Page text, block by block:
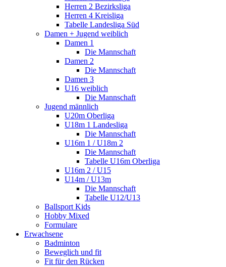
Herren 2 Bezirksliga
Herren 4 Kreisliga
Tabelle Landesliga Süd
Damen + Jugend weiblich
Damen 1
Die Mannschaft
Damen 2
Die Mannschaft
Damen 3
U16 weiblich
Die Mannschaft
Jugend männlich
U20m Oberliga
U18m 1 Landesliga
Die Mannschaft
U16m 1 / U18m 2
Die Mannschaft
Tabelle U16m Oberliga
U16m 2 / U15
U14m / U13m
Die Mannschaft
Tabelle U12/U13
Ballsport Kids
Hobby Mixed
Formulare
Erwachsene
Badminton
Beweglich und fit
Fit für den Rücken